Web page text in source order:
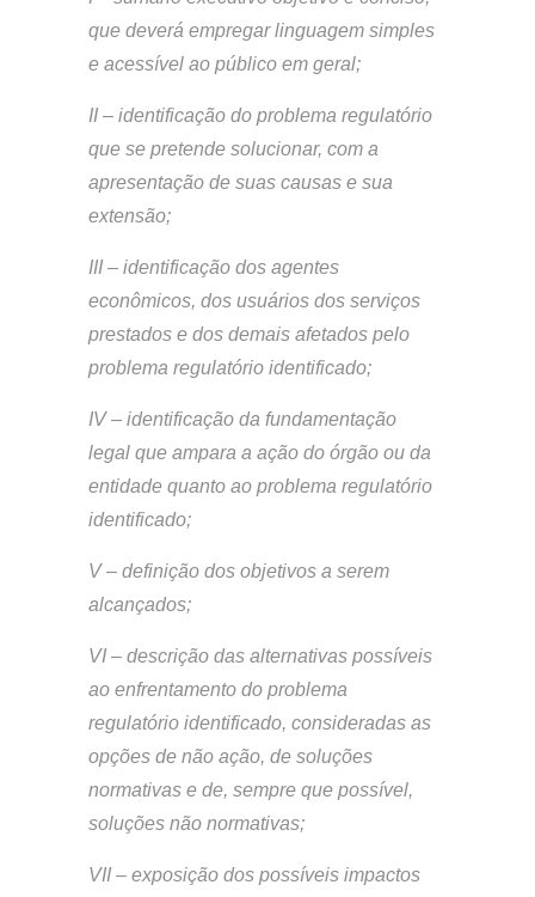
que deverá empregar linguagem simples
e acessível ao público em geral;
II – identificação do problema regulatório
que se pretende solucionar, com a
apresentação de suas causas e sua
extensão;
III – identificação dos agentes
econômicos, dos usuários dos serviços
prestados e dos demais afetados pelo
problema regulatório identificado;
IV – identificação da fundamentação
legal que ampara a ação do órgão ou da
entidade quanto ao problema regulatório
identificado;
V – definição dos objetivos a serem
alcançados;
VI – descrição das alternativas possíveis
ao enfrentamento do problema
regulatório identificado, consideradas as
opções de não ação, de soluções
normativas e de, sempre que possível,
soluções não normativas;
VII – exposição dos possíveis impactos